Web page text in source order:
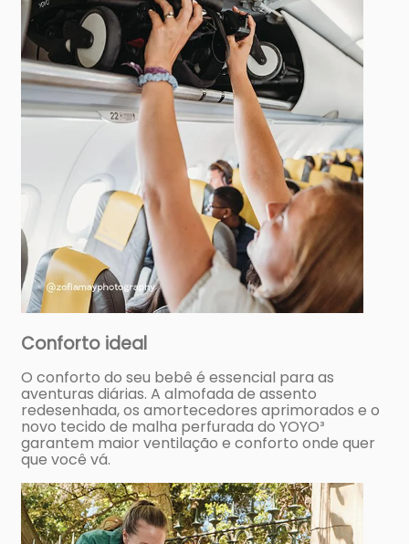
Conforto ideal
O conforto do seu bebê é essencial para as
aventuras diárias. A almofada de assento
redesenhada, os amortecedores aprimorados e o
novo tecido de malha perfurada do YOYO³
garantem maior ventilação e conforto onde quer
que você vá.